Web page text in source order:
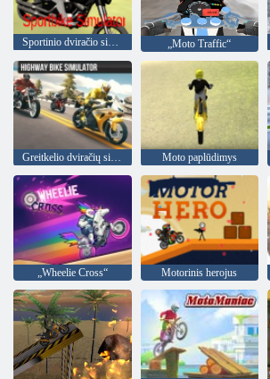
Sportinio dviračio simuliatorius „Moto Traffic“
Greitkelio dviračių simuliatorius Moto paplūdimys
„Wheelie Cross“ Motorinis herojus